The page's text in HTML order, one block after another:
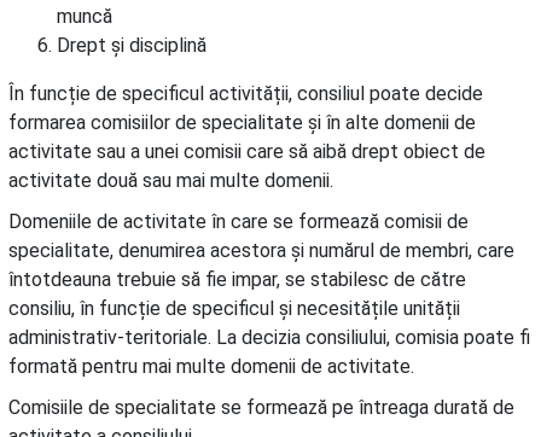
muncă
Drept și disciplină
În funcție de specificul activității, consiliul poate decide
formarea comisiilor de specialitate și în alte domenii de
activitate sau a unei comisii care să aibă drept obiect de
activitate două sau mai multe domenii.
Domeniile de activitate în care se formează comisii de
specialitate, denumirea acestora și numărul de membri, care
întotdeauna trebuie să fie impar, se stabilesc de către
consiliu, în funcție de specificul și necesitățile unității
administrativ-teritoriale. La decizia consiliului, comisia poate fi
formată pentru mai multe domenii de activitate.
Comisiile de specialitate se formează pe întreaga durată de